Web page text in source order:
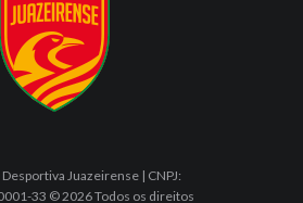
Juazeirense | CNPJ:
33 © 2026 Todos os direitos